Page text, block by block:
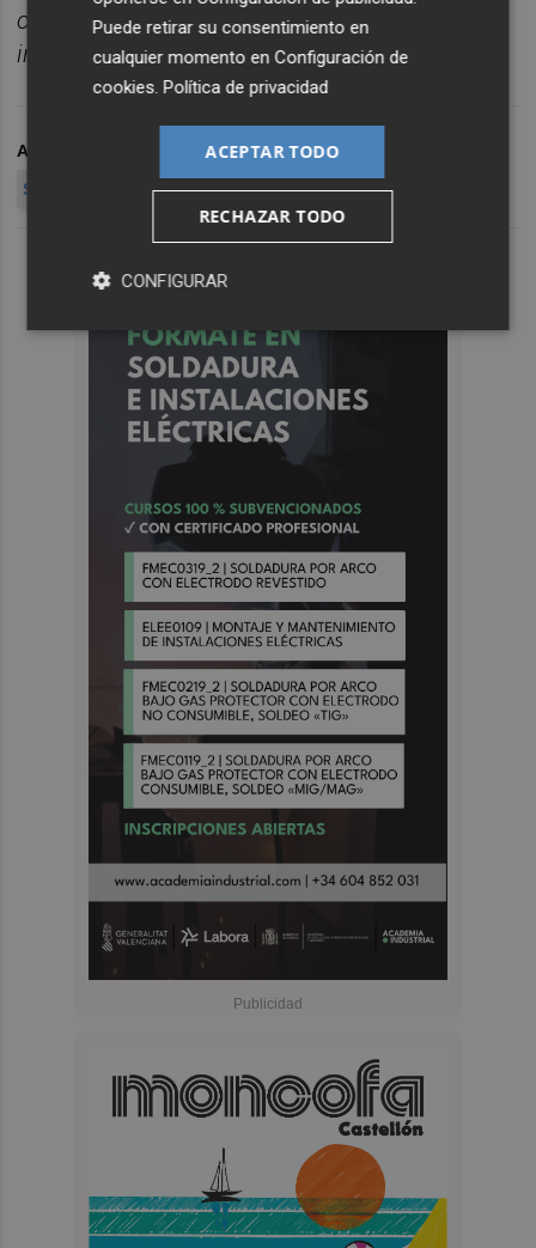
correo para empezar el día
informado. Suscríbetegratis alboletí
ARCHIVADO EN
OBRAS
SUBDELEGACIÓN DEL GOBIERNO DE CASTELLÓN
Puede retirar su consentimiento en
cualquier momento enConfiguración de
cookies .Política de privacidad
ACEPTAR TODO
RECHAZAR TODO
CONFIGURAR